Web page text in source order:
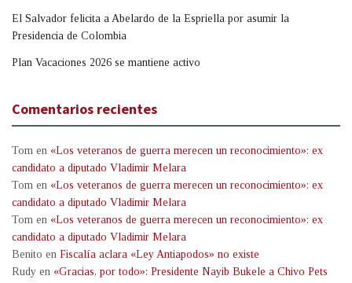
El Salvador felicita a Abelardo de la Espriella por asumir la
Presidencia de Colombia
Plan Vacaciones 2026 se mantiene activo
Comentarios recientes
Tom en «Los veteranos de guerra merecen un reconocimiento»: ex
candidato a diputado Vladimir Melara
Tom en «Los veteranos de guerra merecen un reconocimiento»: ex
candidato a diputado Vladimir Melara
Tom en «Los veteranos de guerra merecen un reconocimiento»: ex
candidato a diputado Vladimir Melara
Benito en Fiscalía aclara «Ley Antiapodos» no existe
Rudy en «Gracias, por todo»: Presidente Nayib Bukele a Chivo Pets